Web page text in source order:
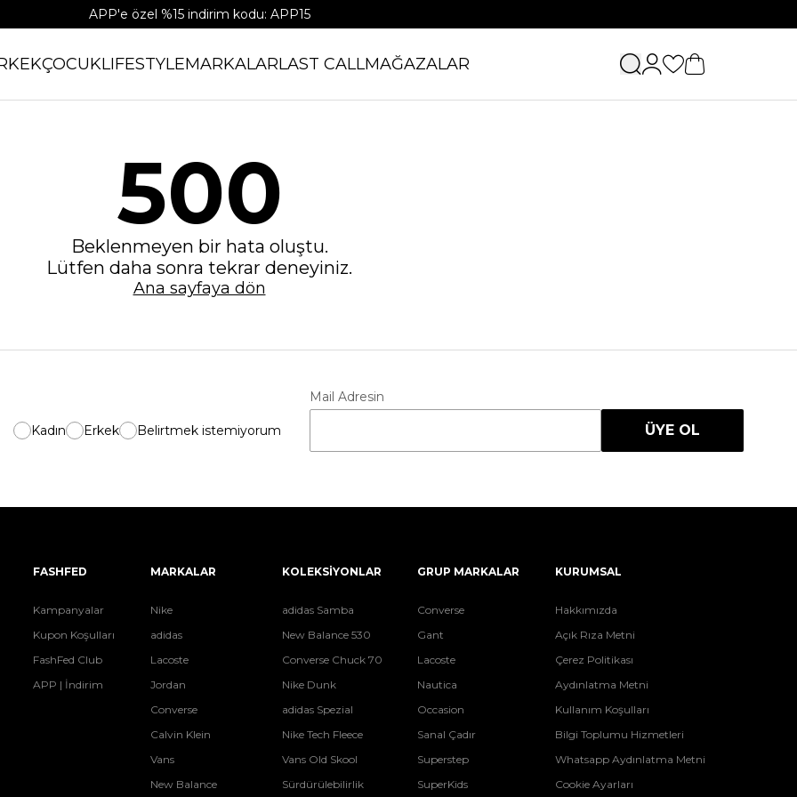
APP'e özel %15 indirim kodu: APP15
ÇOCUKLIFESTYLEMARKALARLAST CALLMAĞAZALAR
500
Beklenmeyen bir hata oluştu.
Lütfen daha sonra tekrar deneyiniz.
Ana sayfaya dön
Kadın Erkek Belirtmek istemiyorum
Mail Adresin
ÜYE OL
FASHFED
Kampanyalar
Kupon Koşulları
FashFed Club
APP | İndirim
MARKALAR
Nike
adidas
Lacoste
Jordan
Converse
Calvin Klein
Vans
New Balance
KOLEKSİYONLAR
adidas Samba
New Balance 530
Converse Chuck 70
Nike Dunk
adidas Spezial
Nike Tech Fleece
Vans Old Skool
Sürdürülebilirlik
GRUP MARKALAR
Converse
Gant
Lacoste
Nautica
Occasion
Sanal Çadır
Superstep
SuperKids
KURUMSAL
Hakkımızda
Açık Rıza Metni
Çerez Politikası
Aydınlatma Metni
Kullanım Koşulları
Bilgi Toplumu Hizmetleri
Whatsapp Aydınlatma Metni
Cookie Ayarları